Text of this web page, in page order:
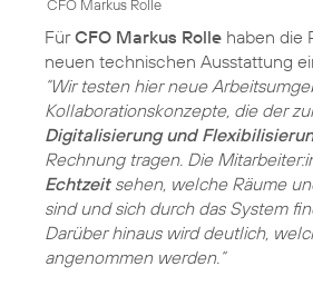
CFO Markus Rolle
FürCFO Markus Rolle haben die
neuen technischen Ausstattung
“Wir testen hier neue
Kollaborationskonzepte, die der
Digitalisierung und
Rechnung tragen. Die
Echtzeitsehen, welche Räume
sind und sich durch das System
Darüber hinaus wird deutlich,
angenommen werden.“